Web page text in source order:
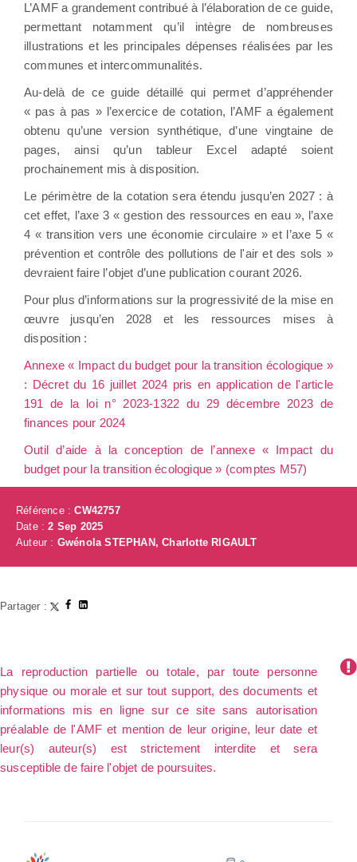
L’AMF a grandement contribué à l’élaboration de ce guide,
permettant notamment qu’il intègre de nombreuses
illustrations et les principales dépenses réalisées par les
communes et intercommunalités.
Au-delà de ce guide détaillé qui permet d’appréhender
« pas à pas » l’exercice de cotation, l’AMF a également
obtenu qu’une version synthétique, d’une vingtaine de
pages, ainsi qu’un tableur Excel adapté soient
prochainement mis à disposition.
Le périmètre de la cotation sera étendu jusqu’en 2027 : à
cet effet, l’axe 3 « gestion des ressources en eau », l’axe
4 « transition vers une économie circulaire » et l’axe 5 «
prévention et contrôle des pollutions de l'air et des sols »
devraient faire l’objet d’une publication courant 2026.
Pour plus d’informations sur la progressivité de la mise en
œuvre jusqu’en 2028 et les ressources mises à
disposition :
Annexe « Impact du budget pour la transition écologique »
: Décret du 16 juillet 2024 pris en application de l'article
191 de la loi n° 2023-1322 du 29 décembre 2023 de
finances pour 2024
Outil d’aide à la conception de l’annexe « Impact du
budget pour la transition écologique » (comptes M57)
Référence :CW42757
Date :2 Sep 2025
Auteur : Gwénola STEPHAN, Charlotte RIGAULT
Partager :
La reproduction partielle ou totale, par toute personne
physique ou morale et sur tout support, des documents et
informations mis en ligne sur ce site sans autorisation
préalable de l'AMF et mention de leur origine, leur date et
leur(s) auteur(s) est strictement interdite et sera
susceptible de faire l'objet de poursuites.